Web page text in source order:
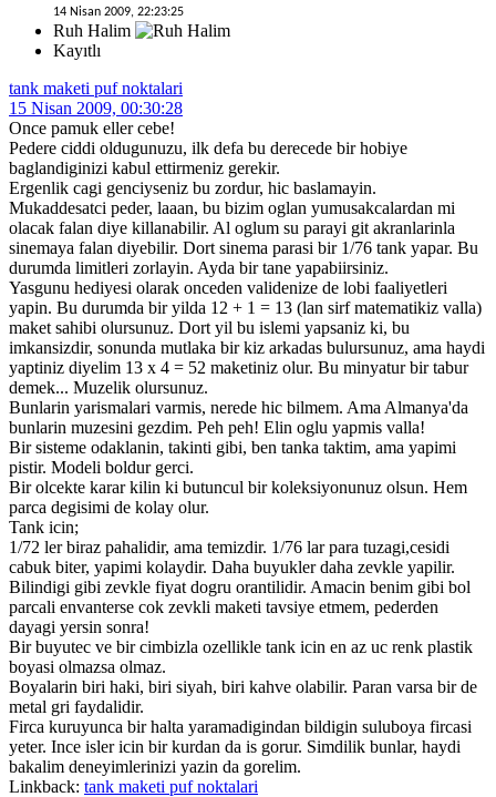
14 Nisan 2009, 22:23:25
Ruh Halim
Kayıtlı
tank maketi puf noktalari
15 Nisan 2009, 00:30:28
Once pamuk eller cebe!
Pedere ciddi oldugunuzu, ilk defa bu derecede bir hobiye
baglandiginizi kabul ettirmeniz gerekir.
Ergenlik cagi genciyseniz bu zordur, hic baslamayin.
Mukaddesatci peder, laaan, bu bizim oglan yumusakcalardan mi
olacak falan diye killanabilir. Al oglum su parayi git akranlarinla
sinemaya falan diyebilir. Dort sinema parasi bir 1/76 tank yapar. Bu
durumda limitleri zorlayin. Ayda bir tane yapabiirsiniz.
Yasgunu hediyesi olarak onceden validenize de lobi faaliyetleri
yapin. Bu durumda bir yilda 12 + 1 = 13 (lan sirf matematikiz valla)
maket sahibi olursunuz. Dort yil bu islemi yapsaniz ki, bu
imkansizdir, sonunda mutlaka bir kiz arkadas bulursunuz, ama haydi
yaptiniz diyelim 13 x 4 = 52 maketiniz olur. Bu minyatur bir tabur
demek... Muzelik olursunuz.
Bunlarin yarismalari varmis, nerede hic bilmem. Ama Almanya'da
bunlarin muzesini gezdim. Peh peh! Elin oglu yapmis valla!
Bir sisteme odaklanin, takinti gibi, ben tanka taktim, ama yapimi
pistir. Modeli boldur gerci.
Bir olcekte karar kilin ki butuncul bir koleksiyonunuz olsun. Hem
parca degisimi de kolay olur.
Tank icin;
1/72 ler biraz pahalidir, ama temizdir. 1/76 lar para tuzagi,cesidi
cabuk biter, yapimi kolaydir. Daha buyukler daha zevkle yapilir.
Bilindigi gibi zevkle fiyat dogru orantilidir. Amacin benim gibi bol
parcali envanterse cok zevkli maketi tavsiye etmem, pederden
dayagi yersin sonra!
Bir buyutec ve bir cimbizla ozellikle tank icin en az uc renk plastik
boyasi olmazsa olmaz.
Boyalarin biri haki, biri siyah, biri kahve olabilir. Paran varsa bir de
metal gri faydalidir.
Firca kuruyunca bir halta yaramadigindan bildigin suluboya fircasi
yeter. Ince isler icin bir kurdan da is gorur. Simdilik bunlar, haydi
bakalim deneyimlerinizi yazin da gorelim.
Linkback: tank maketi puf noktalari